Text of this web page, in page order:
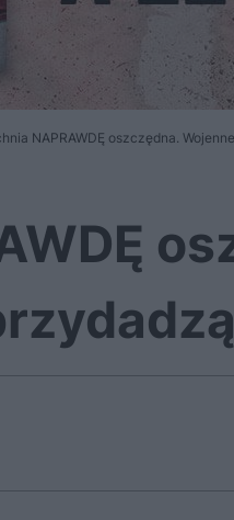
NAPRAWDĘ oszczędna.